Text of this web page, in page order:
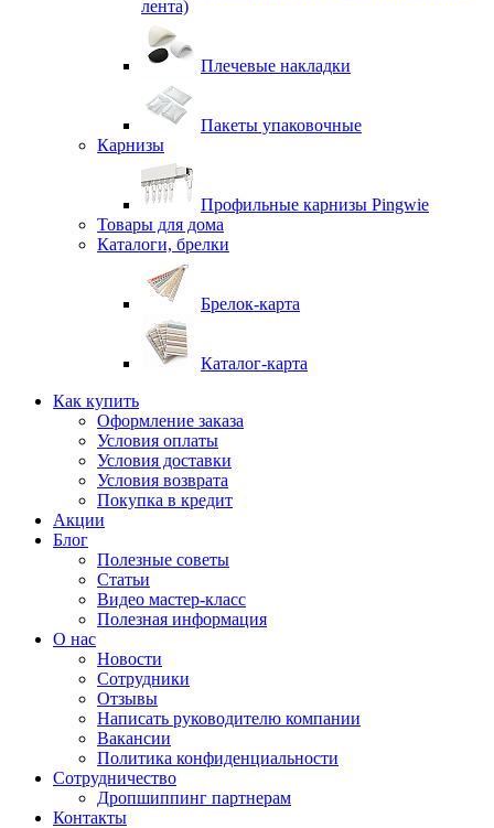
лента)
Плечевые накладки
Пакеты упаковочные
Карнизы
Профильные карнизы Pingwie
Товары для дома
Каталоги, брелки
Брелок-карта
Каталог-карта
Как купить
Оформление заказа
Условия оплаты
Условия доставки
Условия возврата
Покупка в кредит
Акции
Блог
Полезные советы
Статьи
Видео мастер-класс
Полезная информация
О нас
Новости
Сотрудники
Отзывы
Написать руководителю компании
Вакансии
Политика конфиденциальности
Сотрудничество
Дропшиппинг партнерам
Контакты